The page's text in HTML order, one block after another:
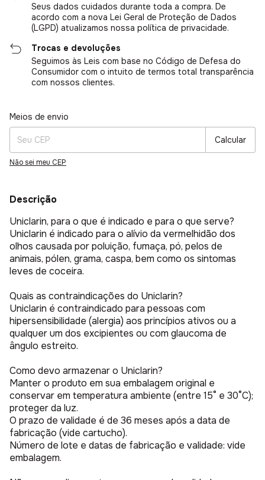
Seus dados cuidados durante toda a compra. De
acordo com a nova Lei Geral de Proteção de Dados
(LGPD) atualizamos nossa política de privacidade.
Trocas e devoluções
Seguimos às Leis com base no Código de Defesa do
Consumidor com o intuito de termos total transparência
com nossos clientes.
Entregas para o CEP:
Meios de envio
Calcular
Não sei meu CEP
Descrição
Uniclarin, para o que é indicado e para o que serve?
Uniclarin é indicado para o alívio da vermelhidão dos
olhos causada por poluição, fumaça, pó, pelos de
animais, pólen, grama, caspa, bem como os sintomas
leves de coceira.
Quais as contraindicações do Uniclarin?
Uniclarin é contraindicado para pessoas com
hipersensibilidade (alergia) aos princípios ativos ou a
qualquer um dos excipientes ou com glaucoma de
ângulo estreito.
Como devo armazenar o Uniclarin?
Manter o produto em sua embalagem original e
conservar em temperatura ambiente (entre 15° e 30°C);
proteger da luz.
O prazo de validade é de 36 meses após a data de
fabricação (vide cartucho).
Número de lote e datas de fabricação e validade: vide
embalagem.